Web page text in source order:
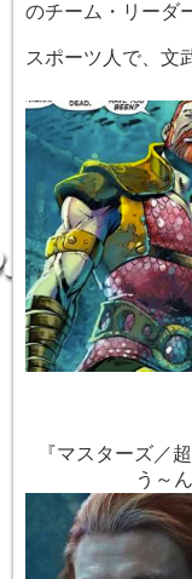
のチーム・リーダ
スポーツ人で、文
『マスターズ／
う～